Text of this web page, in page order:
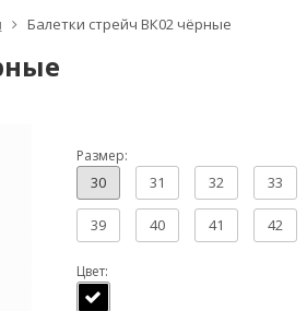
Балетки стрейч ВК02 чёрные
Размер:
30 31 32 33
39 40 41 42
Цвет: